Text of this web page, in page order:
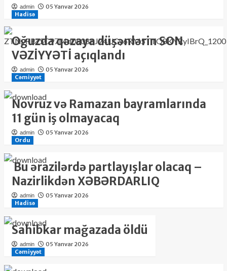
admin
05 Yanvar 2026
Hadisə
Oğuzda qəzaya düşənlərin SON
VƏZİYYƏTİ açıqlandı
admin
05 Yanvar 2026
Cəmiyyət
Novruz və Ramazan bayramlarında
11 gün iş olmayacaq
admin
05 Yanvar 2026
Ordu
Bu ərazilərdə partlayışlar olacaq –
Nazirlikdən XƏBƏRDARLIQ
admin
05 Yanvar 2026
Hadisə
Sahibkar mağazada öldü
admin
05 Yanvar 2026
Cəmiyyət